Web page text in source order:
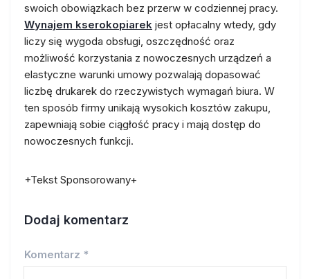
swoich obowiązkach bez przerw w codziennej pracy.
Wynajem kserokopiarek jest opłacalny wtedy, gdy
liczy się wygoda obsługi, oszczędność oraz
możliwość korzystania z nowoczesnych urządzeń a
elastyczne warunki umowy pozwalają dopasować
liczbę drukarek do rzeczywistych wymagań biura. W
ten sposób firmy unikają wysokich kosztów zakupu,
zapewniają sobie ciągłość pracy i mają dostęp do
nowoczesnych funkcji.
+Tekst Sponsorowany+
Dodaj komentarz
Komentarz *